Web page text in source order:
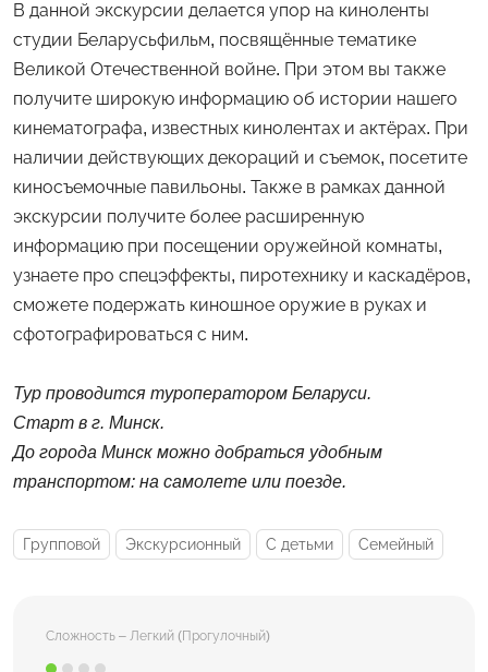
В данной экскурсии делается упор на киноленты
студии Беларусьфильм, посвящённые тематике
Великой Отечественной войне. При этом вы также
получите широкую информацию об истории нашего
кинематографа, известных кинолентах и актёрах. При
наличии действующих декораций и съемок, посетите
киносъемочные павильоны. Также в рамках данной
экскурсии получите более расширенную
информацию при посещении оружейной комнаты,
узнаете про спецэффекты, пиротехнику и каскадёров,
сможете подержать киношное оружие в руках и
сфотографироваться с ним.
Тур проводится туроператором Беларуси.
Старт в г. Минск.
До города Минск можно добраться удобным
транспортом: на самолете или поезде.
Групповой Экскурсионный С детьми Семейный
Сложность – Легкий (Прогулочный)